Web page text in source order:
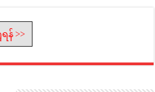
န် >>